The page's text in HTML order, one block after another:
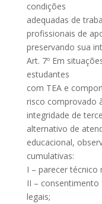
condições
adequadas de
profissionais de
preservando sua
Art. 7º Em
estudantes
com TEA e
risco comprovado
integridade de
alternativo de
educacional,
cumulativas:
I – parecer técnico
II – consentimento
legais;